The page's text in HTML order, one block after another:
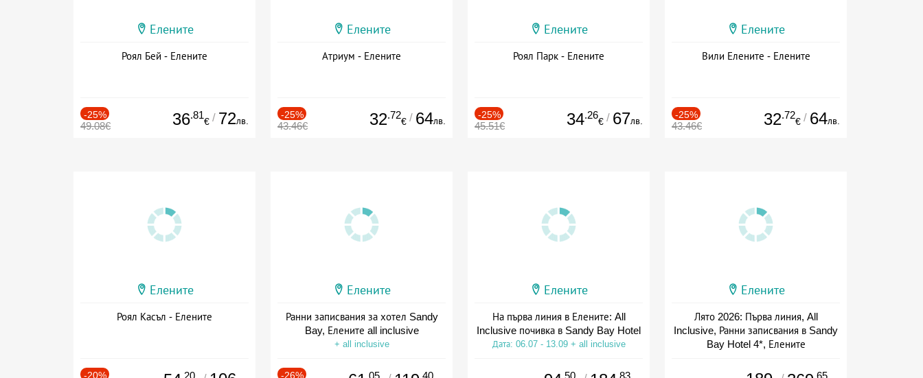
Елените
Роял Бей - Елените
-25%
49.08€ 36.81
€ / 72лв.
Елените
Атриум - Елените
-25%
43.46€ 32.72
€ / 64лв.
Елените
Роял Парк - Елените
-25%
45.51€ 34.26
€ / 67лв.
Елените
Вили Елените - Елените
-25%
43.46€ 32.72
€ / 64лв.
Елените
Роял Касъл - Елените
-20% .20
Елените
Ранни записвания за хотел Sandy
Bay, Елените all inclusive
+ all inclusive
-26% .05 .40
Елените
На първа линия в Елените: All
Inclusive почивка в Sandy Bay Hotel
Дата: 06.07 - 13.09 + all inclusive
.50 .83
Елените
Лято 2026: Първа линия, All
Inclusive, Ранни записвания в Sandy
Bay Hotel 4*, Елените
.65